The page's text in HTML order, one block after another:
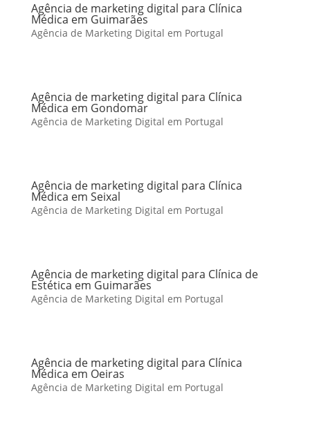
Agência de marketing digital para Clínica
Médica em Guimarães
Agência de Marketing Digital em Portugal
Agência de marketing digital para Clínica
Médica em Gondomar
Agência de Marketing Digital em Portugal
Agência de marketing digital para Clínica
Médica em Seixal
Agência de Marketing Digital em Portugal
Agência de marketing digital para Clínica de
Estética em Guimarães
Agência de Marketing Digital em Portugal
Agência de marketing digital para Clínica
Médica em Oeiras
Agência de Marketing Digital em Portugal